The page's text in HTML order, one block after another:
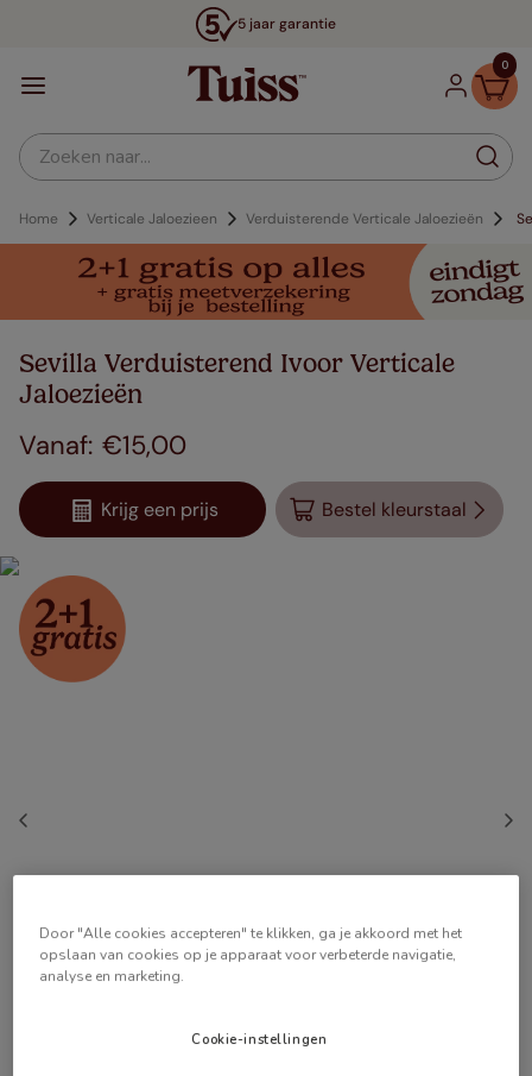
5 jaar garantie
0
Zoeken naar...
Home Verticale Jaloezieen Verduisterende Verticale Jaloezieën
Sevilla Verduisterend Ivoor Verticale
Jaloezieën
€15,00
Krijg een prijs Bestel kleurstaal
Door "Alle cookies accepteren" te klikken, ga je akkoord met het
opslaan van cookies op je apparaat voor verbeterde navigatie,
analyse en marketing.
Cookie-instellingen